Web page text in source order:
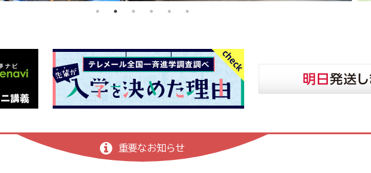
重要なお知らせ